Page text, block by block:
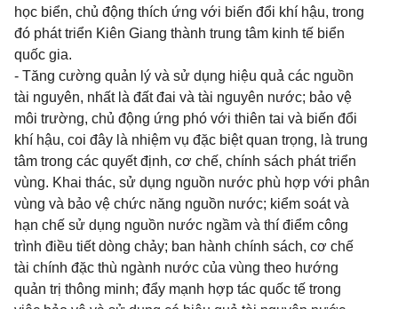
học biển, chủ động thích ứng với biến đổi khí hậu, trong
đó phát triển Kiên Giang thành trung tâm kinh tế biển
quốc gia.
- Tăng cường quản lý và sử dụng hiệu quả các nguồn
tài nguyên, nhất là đất đai và tài nguyên nước; bảo vệ
môi trường, chủ động ứng phó với thiên tai và biến đổi
khí hậu, coi đây là nhiệm vụ đặc biệt quan trọng, là trung
tâm trong các quyết định, cơ chế, chính sách phát triển
vùng. Khai thác, sử dụng nguồn nước phù hợp với phân
vùng và bảo vệ chức năng nguồn nước; kiểm soát và
hạn chế sử dụng nguồn nước ngầm và thí điểm công
trình điều tiết dòng chảy; ban hành chính sách, cơ chế
tài chính đặc thù ngành nước của vùng theo hướng
quản trị thông minh; đẩy mạnh hợp tác quốc tế trong